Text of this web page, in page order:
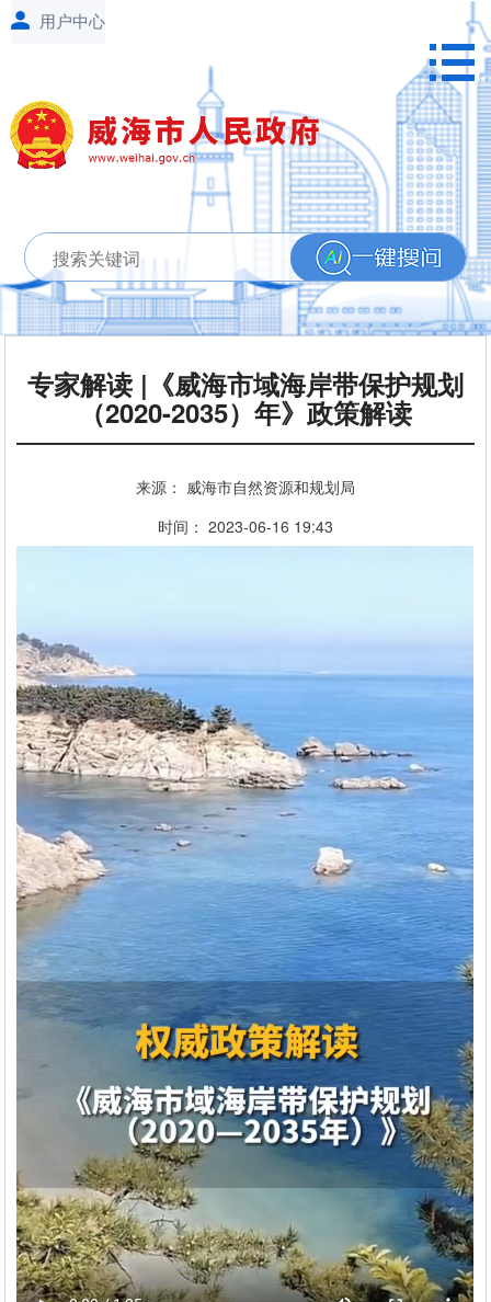
专家解读 |《威海市域海岸带保护规划
（2020-2035）年》政策解读
来源： 威海市自然资源和规划局
时间： 2023-06-16 19:43